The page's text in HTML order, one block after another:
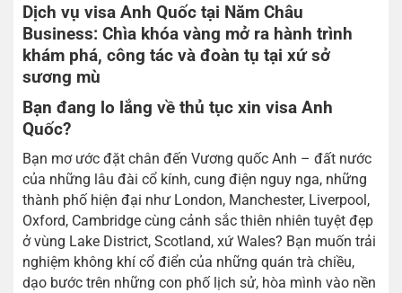
Dịch vụ visa Anh Quốc tại Năm Châu
Business: Chìa khóa vàng mở ra hành trình
khám phá, công tác và đoàn tụ tại xứ sở
sương mù
Bạn đang lo lắng về thủ tục xin visa Anh
Quốc?
Bạn mơ ước đặt chân đến Vương quốc Anh – đất nước
của những lâu đài cổ kính, cung điện nguy nga, những
thành phố hiện đại như London, Manchester, Liverpool,
Oxford, Cambridge cùng cảnh sắc thiên nhiên tuyệt đẹp
ở vùng Lake District, Scotland, xứ Wales? Bạn muốn trải
nghiệm không khí cổ điển của những quán trà chiều,
dạo bước trên những con phố lịch sử, hòa mình vào nền